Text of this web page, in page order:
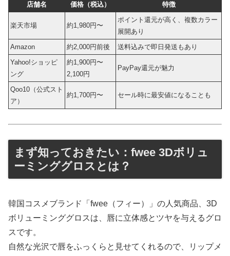
店舗名 価格（税込） 特徴
楽天市場 約1,980円〜
ポイント還元が高く、複数カラー
展開あり
Amazon
約2,000円前後
送料込みで即日発送もあり
Yahoo!ショッピ
ング
約1,900円〜
2,100円
PayPay還元が魅力
Qoo10（公式スト
ア）
約1,700円〜 セール時に最安値になることも
まず知っておきたい：fwee 3Dボリュ
ーミンググロスとは？
韓国コスメブランド「fwee（フィー）」の人気商品、3D
ボリューミンググロスは、唇に立体感とツヤを与えるグロ
スです。
自然な光沢で唇をふっくらと見せてくれるので、リップメ